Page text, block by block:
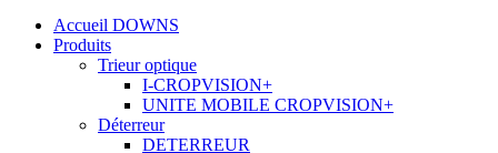
Accueil DOWNS
Produits
Trieur optique
I-CROPVISION+
UNITE MOBILE CROPVISION+
Déterreur
DETERREUR